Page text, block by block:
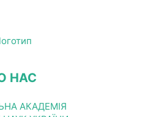
НАС
АКАДЕМІЯ